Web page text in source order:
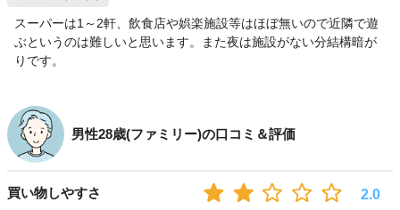
スーパーは1～2軒、飲食店や娯楽施設等はほぼ無いので近隣で遊
ぶというのは難しいと思います。また夜は施設がない分結構暗が
りです。
男性28歳(ファミリー)の口コミ＆評価
買い物しやすさ
2.0